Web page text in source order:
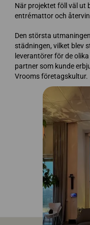
När projektet föll väl ut
entrémattor och
Den största
städningen, vilket blev
leverantörer för de
partner som kunde
Vrooms företagskultur.